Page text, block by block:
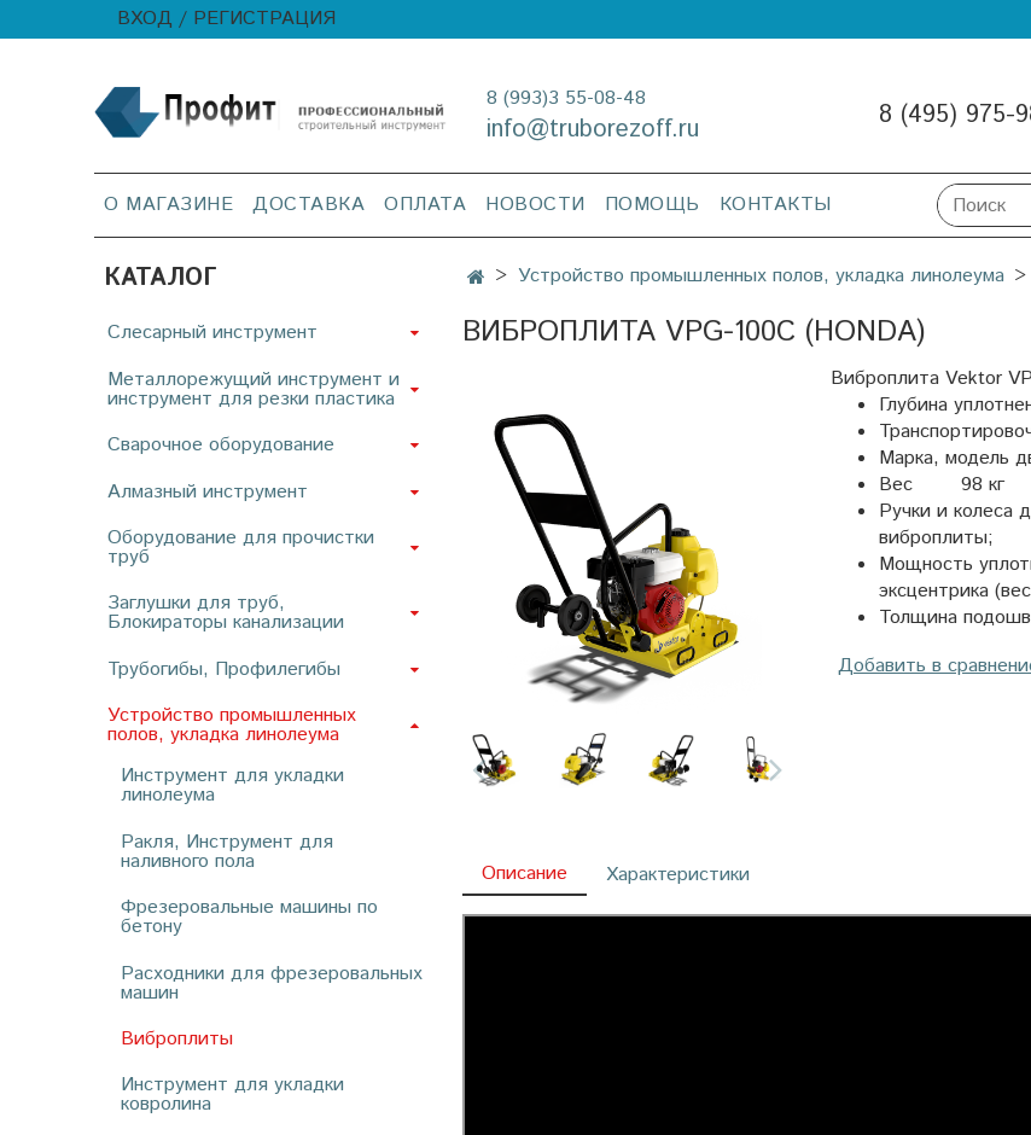
ВХОД / РЕГИСТРАЦИЯ
8 (993)3 55-08-48
info@truborezoff.ru 8 (495) 975-
О МАГАЗИНЕ ДОСТАВКА ОПЛАТА НОВОСТИ ПОМОЩЬ КОНТАКТЫ
Устройство промышленных полов, укладка линолеума
ВИБРОПЛИТА VPG-100C (HONDA)
Виброплита Vektor
Глубина
Марка, модель
Вес 98 кг
Ручки и колеса
виброплиты;
Мощность
эксцентрика
Толщина
Добавить в
Описание Характеристики
КАТАЛОГ
Слесарный инструмент
Металлорежущий инструмент и
инструмент для резки пластика
Сварочное оборудование
Алмазный инструмент
Оборудование для прочистки
труб
Заглушки для труб,
Блокираторы канализации
Трубогибы, Профилегибы
Устройство промышленных
полов, укладка линолеума
Инструмент для укладки
линолеума
Ракля, Инструмент для
наливного пола
Фрезеровальные машины по
бетону
Расходники для фрезеровальных
машин
Виброплиты
Инструмент для укладки
ковролина